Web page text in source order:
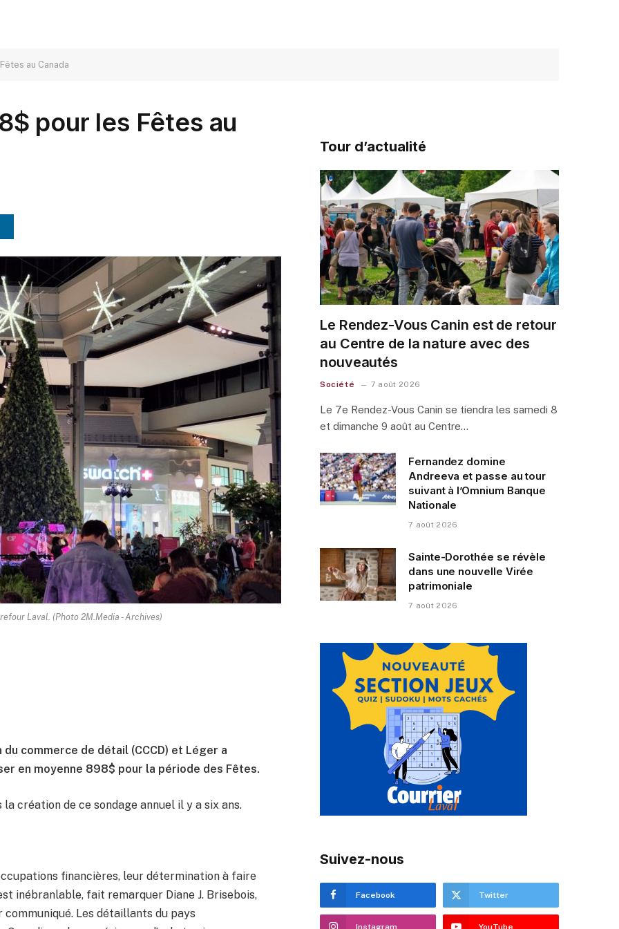
au Canada
pour les Fêtes au
Laval. (Photo 2M.Media - Archives)
commerce de détail (CCCD) et Léger a
en moyenne 898$ pour la période des Fêtes.
la création de ce sondage annuel il y a six ans.
financières, leur détermination à faire
inébranlable, fait remarquer Diane J. Brisebois,
Les détaillants du pays
Tour d’actualité
Le Rendez-Vous Canin est de retour
au Centre de la nature avec des
nouveautés
Société 7 août 2026
Le 7e Rendez-Vous Canin se tiendra les samedi 8
et dimanche 9 août au Centre…
Fernandez domine
Andreeva et passe au tour
suivant à l’Omnium Banque
Nationale
7 août 2026
Sainte-Dorothée se révèle
dans une nouvelle Virée
patrimoniale
7 août 2026
Suivez-nous
Facebook Twitter
Instagram YouTube